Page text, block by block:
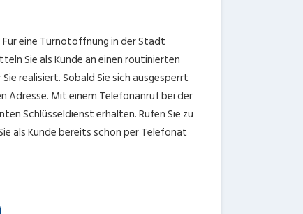
eine Türnotöffnung in der Stadt
Sie als Kunde an einen routinierten
realisiert. Sobald Sie sich ausgesperrt
Adresse. Mit einem Telefonanruf bei der
Schlüsseldienst erhalten. Rufen Sie zu
als Kunde bereits schon per Telefonat